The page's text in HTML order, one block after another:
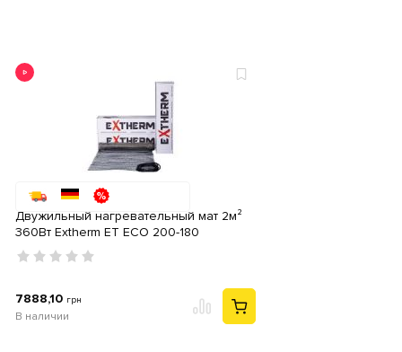
Двужильный нагревательный мат 2м²
360Вт Extherm ET ECO 200-180
7888,10 грн
В наличии